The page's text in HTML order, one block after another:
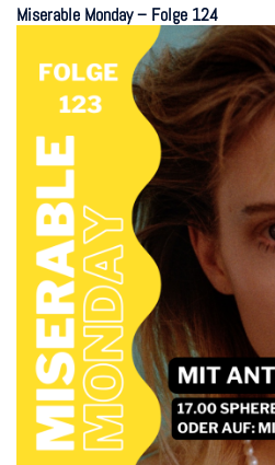
Miserable Monday – Folge 124